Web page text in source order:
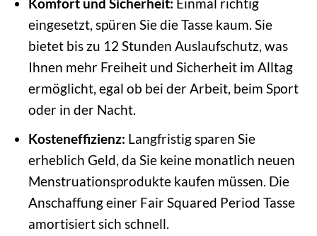
eingesetzt, spüren Sie die Tasse kaum. Sie
bietet bis zu 12 Stunden Auslaufschutz, was
Ihnen mehr Freiheit und Sicherheit im Alltag
ermöglicht, egal ob bei der Arbeit, beim Sport
oder in der Nacht.
Kosteneffizienz: Langfristig sparen Sie
erheblich Geld, da Sie keine monatlich neuen
Menstruationsprodukte kaufen müssen. Die
Anschaffung einer Fair Squared Period Tasse
amortisiert sich schnell.